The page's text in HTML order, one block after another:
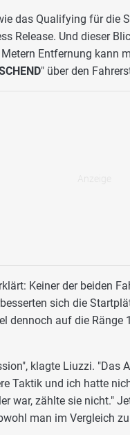
das Qualifying für die
Release. Und dieser
Entfernung kann
" über den
Keiner der beiden
sich die
dennoch auf die Ränge
klagte Liuzzi. "Das
Taktik und ich hatte
war, zählte sie nicht."
man im Vergleich